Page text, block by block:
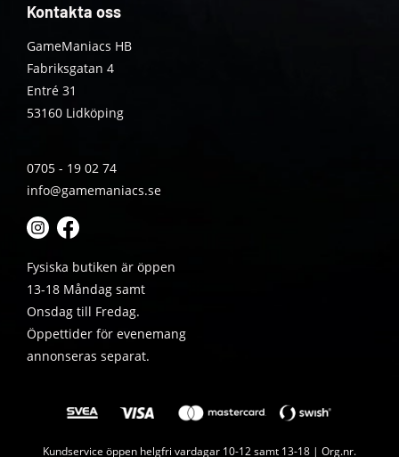
Kontakta oss
GameManiacs HB
Fabriksgatan 4
Entré 31
53160 Lidköping
0705 - 19 02 74
info@gamemaniacs.se
Fysiska butiken är öppen
13-18 Måndag samt
Onsdag till Fredag.
Öppettider för evenemang
annonseras separat.
Kundservice öppen helgfri vardagar 10-12 samt 13-18 | Org.nr.